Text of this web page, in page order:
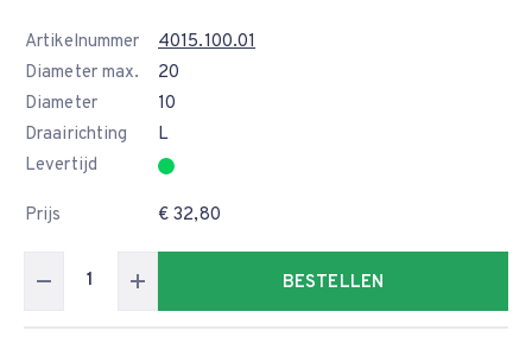
Artikelnummer
4015.100.01
Diameter max.
20
Diameter
10
Draairichting
L
Levertijd
Prijs € 32,80
BESTELLEN